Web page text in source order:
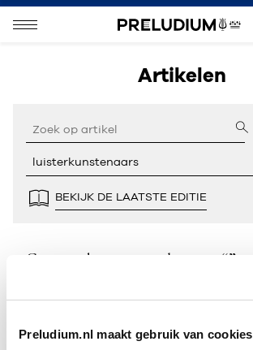
Preludium.nl maakt gebruik van cookies
Artikelen
BEKIJK DE LAATSTE EDITIE
Geen resultaten gevonden voor “”.